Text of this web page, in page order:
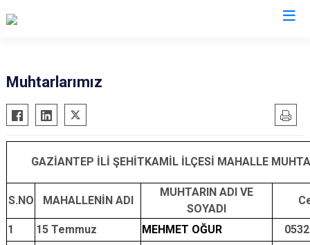
Araban
İslahiye
Nurdağı
Oğuzeli
Şahinbey
Muhtarlarımız
GAZİANTEP İLİ ŞEHİTKAMİL İLÇESİ MAHALLE
S.NO MAHALLENİN ADI
MUHTARIN ADI VE
SOYADI
1 15 Temmuz MEHMET OĞUR